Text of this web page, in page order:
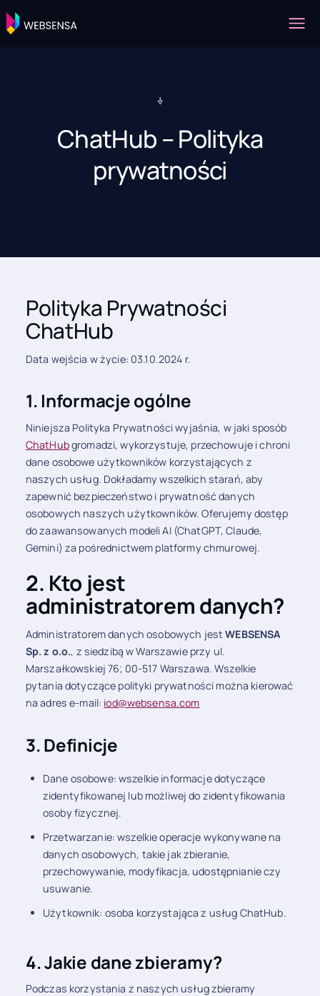
ChatHub – Polityka
prywatności
Polityka Prywatności
ChatHub
Data wejścia w życie: 03.10.2024 r.
1. Informacje ogólne
Niniejsza Polityka Prywatności wyjaśnia, w jaki sposób
ChatHubgromadzi, wykorzystuje, przechowuje i chroni
dane osobowe użytkowników korzystających z
naszych usług. Dokładamy wszelkich starań, aby
zapewnić bezpieczeństwo i prywatność danych
osobowych naszych użytkowników. Oferujemy dostęp
do zaawansowanych modeli AI (ChatGPT, Claude,
Gemini) za pośrednictwem platformy chmurowej.
2. Kto jest
administratorem danych?
Administratorem danych osobowych jestWEBSENSA
Sp. z o.o., z siedzibą w Warszawie przy ul.
Marszałkowskiej 76; 00-517 Warszawa. Wszelkie
pytania dotyczące polityki prywatności można kierować
na adres e-mail: iod@websensa.com
3. Definicje
Dane osobowe: wszelkie informacje dotyczące
zidentyfikowanej lub możliwej do zidentyfikowania
osoby fizycznej.
Przetwarzanie: wszelkie operacje wykonywane na
danych osobowych, takie jak zbieranie,
przechowywanie, modyfikacja, udostępnianie czy
usuwanie.
Użytkownik: osoba korzystająca z usług ChatHub.
4. Jakie dane zbieramy?
Podczas korzystania z naszych usług zbieramy